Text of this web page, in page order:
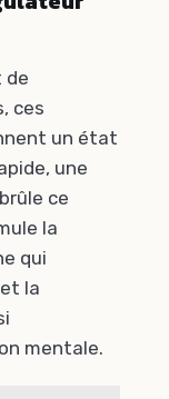
de
ces
un état
une
ce
la
qui
la
mentale.